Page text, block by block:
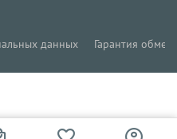
данных Гарантия